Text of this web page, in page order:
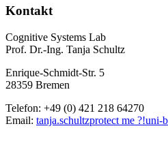
Kontakt
Cognitive Systems Lab
Prof. Dr.-Ing. Tanja Schultz
Enrique-Schmidt-Str. 5
28359 Bremen
Telefon: +49 (0) 421 218 64270
Email: tanja.schultzprotect me ?!uni-